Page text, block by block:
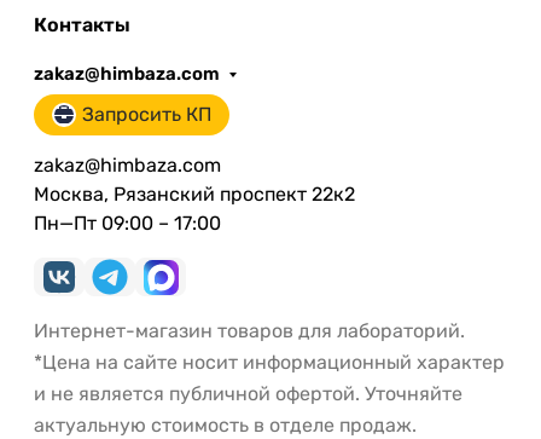
Контакты
zakaz@himbaza.com
Запросить КП
zakaz@himbaza.com
Москва, Рязанский проспект 22к2
Пн—Пт 09:00 – 17:00
Интернет-магазин товаров для лабораторий.
*Цена на сайте носит информационный характер
и не является публичной офертой. Уточняйте
актуальную стоимость в отделе продаж.